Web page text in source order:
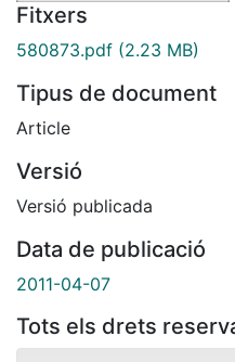
Fitxers
580873.pdf (2.23 MB)
Tipus de document
Article
Versió
Versió publicada
Data de publicació
2011-04-07
Tots els drets